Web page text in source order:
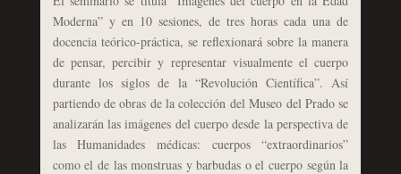
Moderna” y en 10 sesiones, de tres horas cada una de
docencia teórico-práctica, se reflexionará sobre la manera
de pensar, percibir y representar visualmente el cuerpo
durante los siglos de la “Revolución Científica”. Así
partiendo de obras de la colección del Museo del Prado se
analizarán las imágenes del cuerpo desde la perspectiva de
las Humanidades médicas: cuerpos “extraordinarios”
como el de las monstruas y barbudas o el cuerpo según la